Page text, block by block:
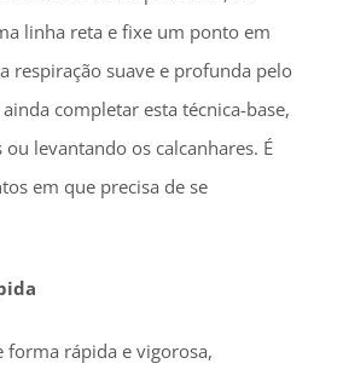
linha reta e fixe um ponto em
respiração suave e profunda pelo
completar esta técnica-base,
levantando os calcanhares. É
em que precisa de se
forma rápida e vigorosa,